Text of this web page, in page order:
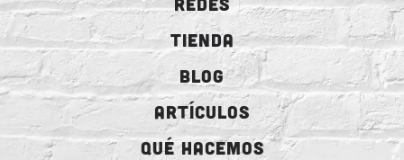
TIENDA
BLOG
ARTÍCULOS
QUÉ HACEMOS